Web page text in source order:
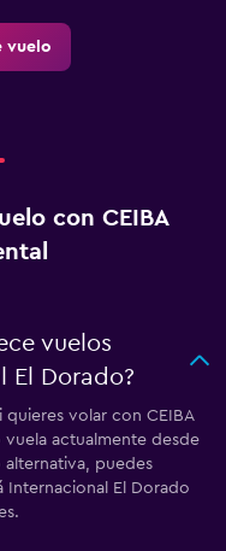
vuelo
con CEIBA
vuelos
El Dorado?
quieres volar con CEIBA
actualmente desde
puedes
Internacional El Dorado